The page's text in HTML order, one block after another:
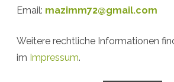
Email: mazimm72@gmail.com
Weitere rechtliche Informationen
im Impressum.